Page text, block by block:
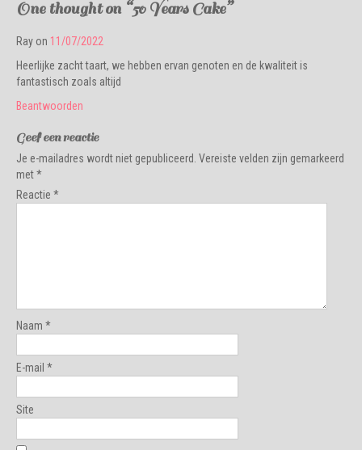
One thought on “50 Years Cake”
Ray on 11/07/2022
Heerlijke zacht taart, we hebben ervan genoten en de kwaliteit is
fantastisch zoals altijd
Beantwoorden
Geef een reactie
Je e-mailadres wordt niet gepubliceerd. Vereiste velden zijn gemarkeerd
met*
Reactie *
Naam *
E-mail *
Site